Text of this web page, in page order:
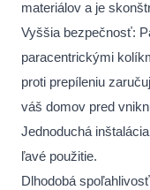
materiálov a je
Vyššia bezpečnosť:
paracentrickými
proti prepíleniu
váš domov pred
Jednoduchá
ľavé použitie.
Dlhodobá